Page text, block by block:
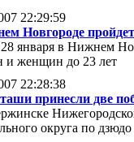
22:29:59
Новгороде
января в Нижнем
и женщин до 23 лет
22:28:38
принесли две
округа по